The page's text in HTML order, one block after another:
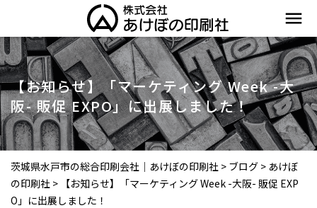
menu
【お知らせ】「マーケティング Week -大
阪- 販促 EXPO」に出展しました！
茨城県水戸市の総合印刷会社｜あけぼの印刷社 > ブログ > あけぼ
の印刷社 > 【お知らせ】「マーケティング Week -大阪- 販促 EXP
O」に出展しました！